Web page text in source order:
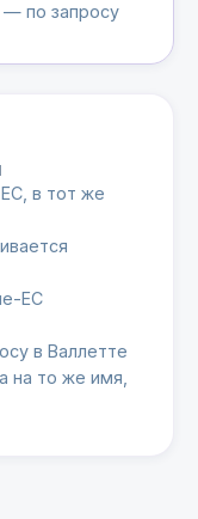
— по запросу
в тот же
ЕС
в Валлетте
на то же имя,